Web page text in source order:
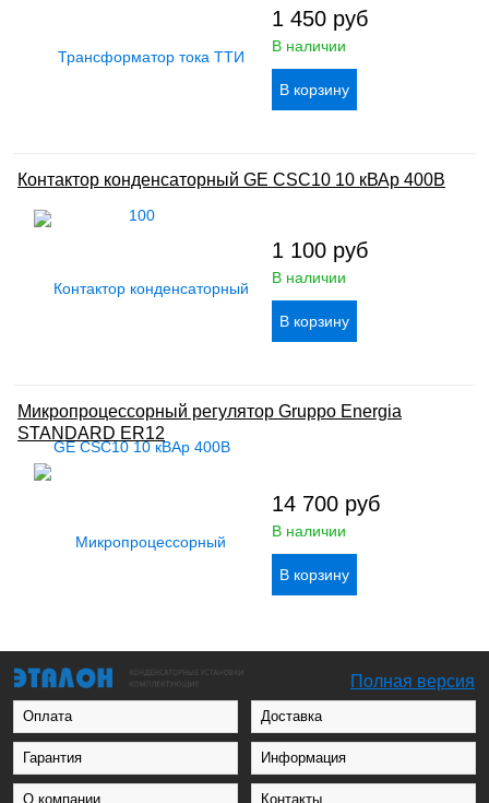
1 450 руб
В наличии
Контактор конденсаторный GE CSC10 10 кВАр 400В
1 100 руб
В наличии
Микропроцессорный регулятор Gruppo Energia
STANDARD ER12
14 700 руб
В наличии
Полная версия
Оплата Доставка
Гарантия Информация
О компании Контакты